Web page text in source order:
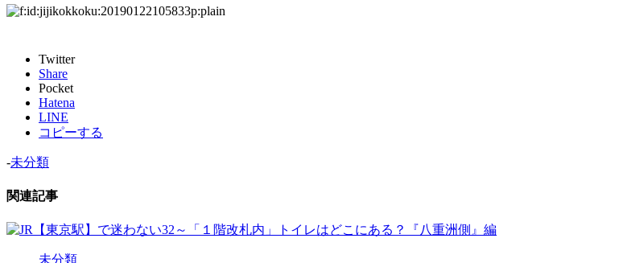
Twitter
Share
Pocket
Hatena
LINE
コピーする
-未分類
関連記事
未分類